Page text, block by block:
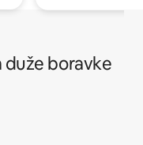
duže boravke